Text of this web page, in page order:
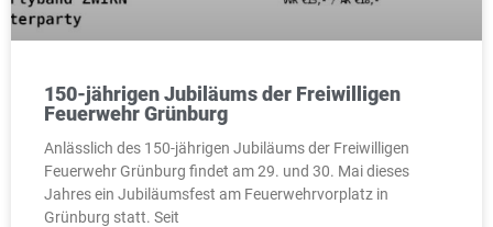
150-jährigen Jubiläums der Freiwilligen
Feuerwehr Grünburg
Anlässlich des 150-jährigen Jubiläums der Freiwilligen
Feuerwehr Grünburg findet am 29. und 30. Mai dieses
Jahres ein Jubiläumsfest am Feuerwehrvorplatz in
Grünburg statt. Seit